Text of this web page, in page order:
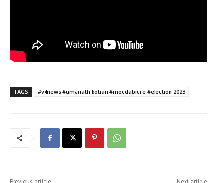
TAGS #v4news #umanath kotian #moodabidre #election 2023